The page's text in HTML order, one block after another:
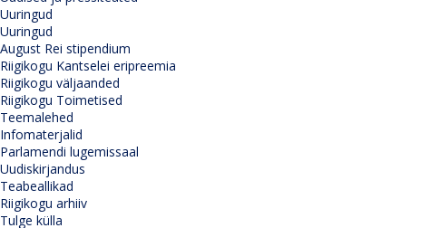
Uuringud
Uuringud
August Rei stipendium
Riigikogu Kantselei eripreemia
Riigikogu väljaanded
Riigikogu Toimetised
Teemalehed
Infomaterjalid
Parlamendi lugemissaal
Uudiskirjandus
Teabeallikad
Riigikogu arhiiv
Tulge külla